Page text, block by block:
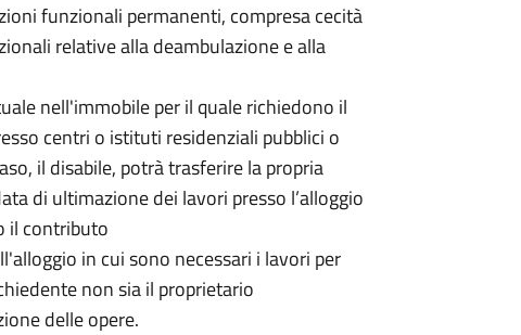
funzionali permanenti, compresa cecità
relative alla deambulazione e alla
nell'immobile per il quale richiedono il
centri o istituti residenziali pubblici o
il disabile, potrà trasferire la propria
di ultimazione dei lavori presso l’alloggio
il contributo
in cui sono necessari i lavori per
non sia il proprietario
delle opere.